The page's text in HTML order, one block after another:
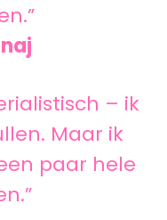
– ik
Maar ik
paar hele